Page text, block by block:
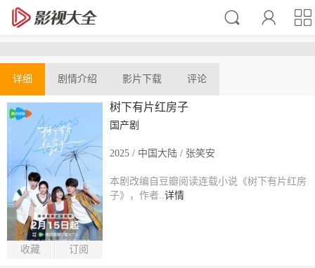
详细 剧情介绍 影片下载 评论
收藏 订阅
树下有片红房子
国产剧
2025 / 中国大陆 / 张笑安
本剧改编自豆瓣阅读连载小说《树下有片红房
子》，作者..详情